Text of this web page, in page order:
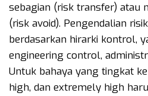
sebagian (risk transfer) atau
(risk avoid). Pengendalian
berdasarkan hirarki kontrol,
engineering control,
Untuk bahaya yang tingkat
high, dan extremely high